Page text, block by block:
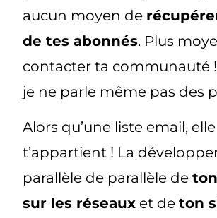
aucun moyen de
de tes abonnés. Plus
contacter ta communauté
je ne parle même pas des
Alors qu’une liste email, elle
t’appartient ! La
parallèle de parallèle de
sur les réseaux et deton